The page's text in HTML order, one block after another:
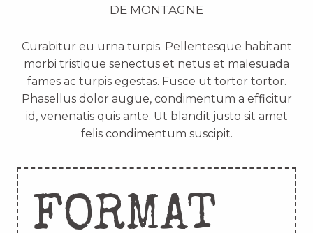
DE MONTAGNE
Curabitur eu urna turpis. Pellentesque habitant
morbi tristique senectus et netus et malesuada
fames ac turpis egestas. Fusce ut tortor tortor.
Phasellus dolor augue, condimentum a efficitur
id, venenatis quis ante. Ut blandit justo sit amet
felis condimentum suscipit.
FORMAT